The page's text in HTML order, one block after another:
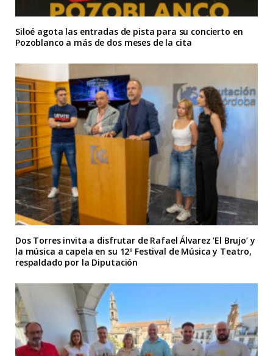
Siloé agota las entradas de pista para su concierto en
Pozoblanco a más de dos meses de la cita
Dos Torres invita a disfrutar de Rafael Álvarez ‘El Brujo’ y
la música a capela en su 12º Festival de Música y Teatro,
respaldado por la Diputación